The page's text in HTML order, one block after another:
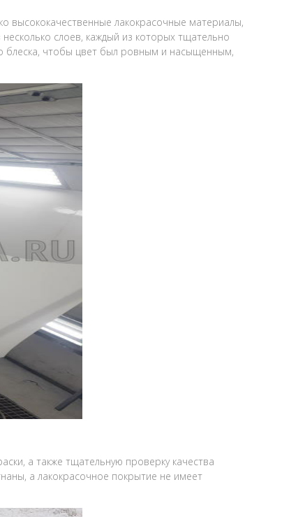
высококачественные лакокрасочные материалы,
слоев, каждый из которых тщательно
блеска, чтобы цвет был ровным и насыщенным,
а также тщательную проверку качества
а лакокрасочное покрытие не имеет